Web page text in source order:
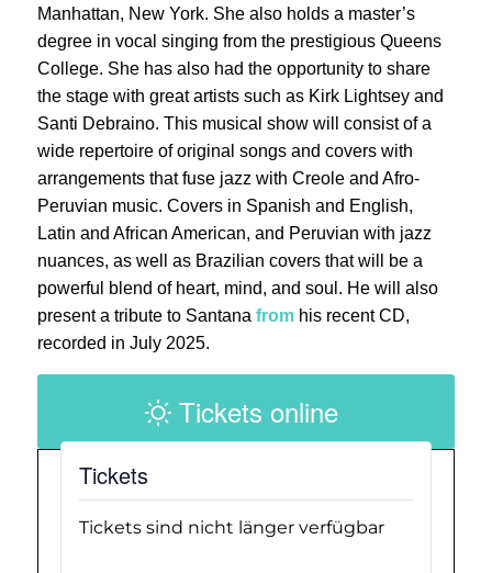
Manhattan, New York. She also holds a master’s
degree in vocal singing from the prestigious Queens
College. She has also had the opportunity to share
the stage with great artists such as Kirk Lightsey and
Santi Debraino. This musical show will consist of a
wide repertoire of original songs and covers with
arrangements that fuse jazz with Creole and Afro-
Peruvian music. Covers in Spanish and English,
Latin and African American, and Peruvian with jazz
nuances, as well as Brazilian covers that will be a
powerful blend of heart, mind, and soul. He will also
present a tribute to Santana fromhis recent CD,
recorded in July 2025.
Tickets online
Tickets
Tickets sind nicht länger verfügbar